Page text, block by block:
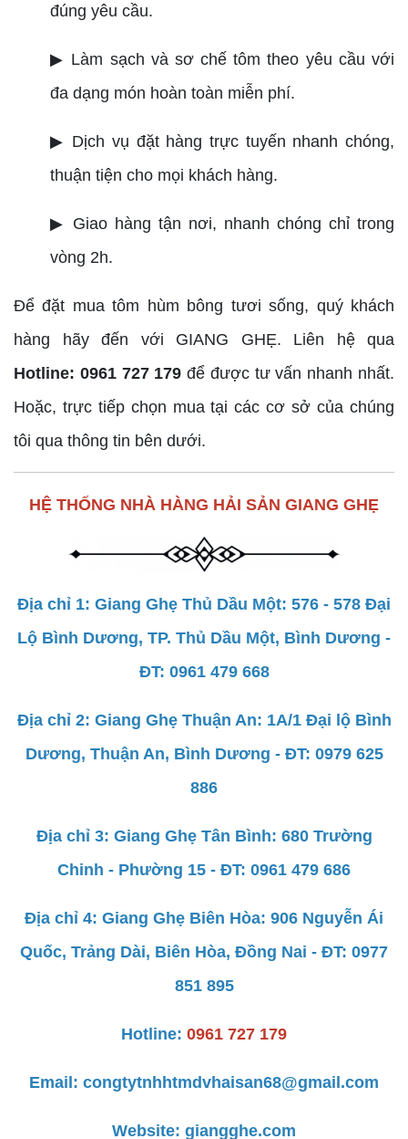
đúng yêu cầu.
▶ Làm sạch và sơ chế tôm theo yêu cầu với
đa dạng món hoàn toàn miễn phí.
▶ Dịch vụ đặt hàng trực tuyến nhanh chóng,
thuận tiện cho mọi khách hàng.
▶ Giao hàng tận nơi, nhanh chóng chỉ trong
vòng 2h.
Để đặt mua tôm hùm bông tươi sống, quý khách
hàng hãy đến với GIANG GHẸ. Liên hệ qua
Hotline: 0961 727 179 để được tư vấn nhanh nhất.
Hoặc, trực tiếp chọn mua tại các cơ sở của chúng
tôi qua thông tin bên dưới.
HỆ THỐNG NHÀ HÀNG HẢI SẢN GIANG GHẸ
Địa chỉ 1: Giang Ghẹ Thủ Dầu Một: 576 - 578 Đại
Lộ Bình Dương, TP. Thủ Dầu Một, Bình Dương -
ĐT: 0961 479 668
Địa chỉ 2: Giang Ghẹ Thuận An: 1A/1 Đại lộ Bình
Dương, Thuận An, Bình Dương - ĐT: 0979 625
886
Địa chỉ 3: Giang Ghẹ Tân Bình: 680 Trường
Chinh - Phường 15 - ĐT: 0961 479 686
Địa chỉ 4: Giang Ghẹ Biên Hòa: 906 Nguyễn Ái
Quốc, Trảng Dài, Biên Hòa, Đồng Nai - ĐT: 0977
851 895
Hotline: 0961 727 179
Email: congtytnhhtmdvhaisan68@gmail.com
Website: giangghe.com